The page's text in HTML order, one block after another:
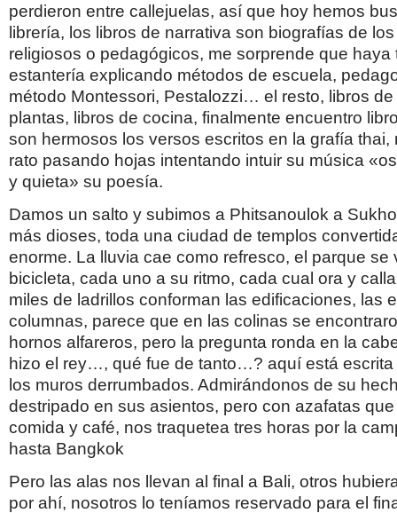
perdieron entre callejuelas, así que hoy hemos
librería, los libros de narrativa son biografías de
religiosos o pedagógicos, me sorprende que haya
estantería explicando métodos de escuela,
método Montessori, Pestalozzi… el resto, libros
plantas, libros de cocina, finalmente encuentro
son hermosos los versos escritos en la grafía thai,
rato pasando hojas intentando intuir su música
y quieta» su poesía.
Damos un salto y subimos a Phitsanoulok a
más dioses, toda una ciudad de templos
enorme. La lluvia cae como refresco, el parque se
bicicleta, cada uno a su ritmo, cada cual ora y
miles de ladrillos conforman las edificaciones, las
columnas, parece que en las colinas se
hornos alfareros, pero la pregunta ronda en la
hizo el rey…, qué fue de tanto…? aquí está escrita
los muros derrumbados. Admirándonos de su
destripado en sus asientos, pero con azafatas
comida y café, nos traquetea tres horas por la
hasta Bangkok
Pero las alas nos llevan al final a Bali, otros
por ahí, nosotros lo teníamos reservado para el